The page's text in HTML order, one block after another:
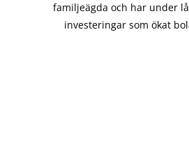
familjeägda och har under
investeringar som ökat